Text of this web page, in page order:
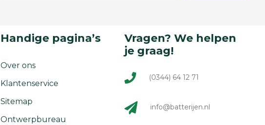
Handige pagina’s
Over ons
Klantenservice
Sitemap
Ontwerpbureau
Vragen? We helpen
je graag!
(0344) 64 12 71
info@batterijen.nl